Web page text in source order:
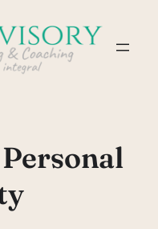
Personal